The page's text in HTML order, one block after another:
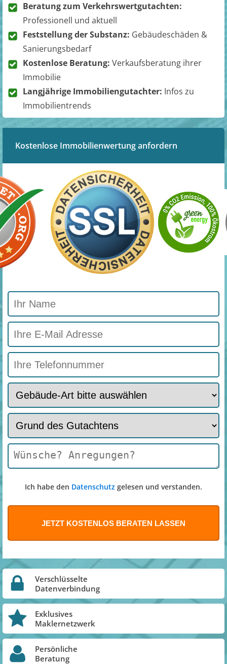
Beratung zum Verkehrswertgutachten:
Professionell und aktuell
Feststellung der Substanz: Gebäudeschäden &
Sanierungsbedarf
Kostenlose Beratung: Verkaufsberatung ihrer
Immobilie
Langjährige Immobiliengutachter: Infos zu
Immobilientrends
Kostenlose Immobilienwertung anfordern
Ich habe den Datenschutz gelesen und verstanden.
Verschlüsselte
Datenverbindung
Exklusives
Maklernetzwerk
Persönliche
Beratung